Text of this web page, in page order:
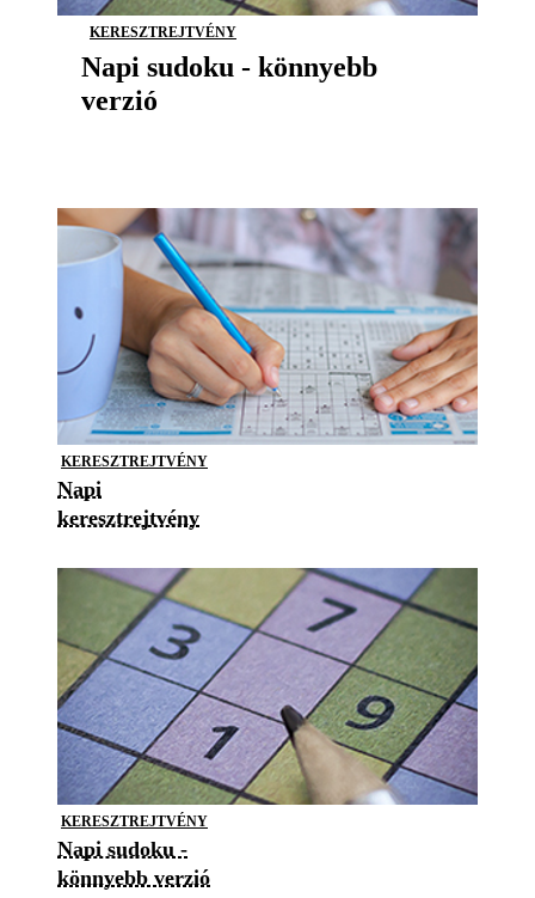
KERESZTREJTVÉNY
Napi sudoku - könnyebb
verzió
KERESZTREJTVÉNY
Napi
keresztrejtvény
KERESZTREJTVÉNY
Napi sudoku -
könnyebb verzió